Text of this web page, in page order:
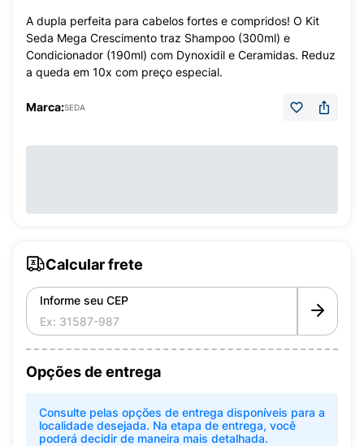
A dupla perfeita para cabelos fortes e compridos! O Kit
Seda Mega Crescimento traz Shampoo (300ml) e
Condicionador (190ml) com Dynoxidil e Ceramidas. Reduz
a queda em 10x com preço especial.
Marca:SEDA
Calcular frete
Informe seu CEP
Opções de entrega
Consulte pelas opções de entrega disponíveis para a
localidade desejada. Na etapa de entrega, você
poderá decidir de maneira mais detalhada.